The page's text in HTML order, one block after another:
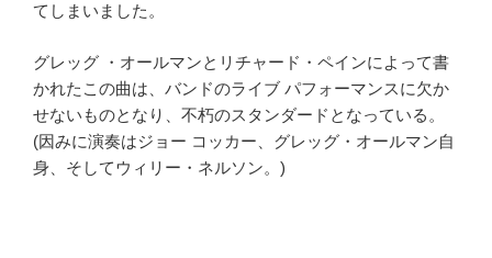
てしまいました。
グレッグ ・オールマンとリチャード・ペインによって書
かれたこの曲は、バンドのライブ パフォーマンスに欠か
せないものとなり、不朽のスタンダードとなっている。
(因みに演奏はジョー コッカー、グレッグ・オールマン自
身、そしてウィリー・ネルソン。)